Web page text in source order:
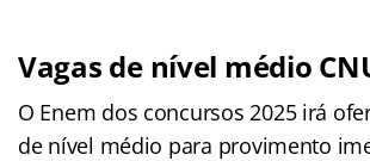
Vagas de nível médio
O Enem dos concursos 2025 irá
de nível médio para provimento